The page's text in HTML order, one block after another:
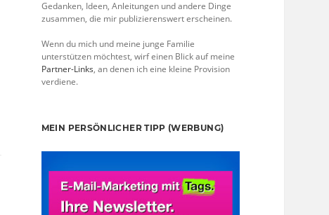
Gedanken, Ideen, Anleitungen und andere Dinge
zusammen, die mir publizierenswert erscheinen.
Wenn du mich und meine junge Familie
unterstützen möchtest, wirf einen Blick auf meine
Partner-Links, an denen ich eine kleine Provision
verdiene.
MEIN PERSÖNLICHER TIPP (WERBUNG)